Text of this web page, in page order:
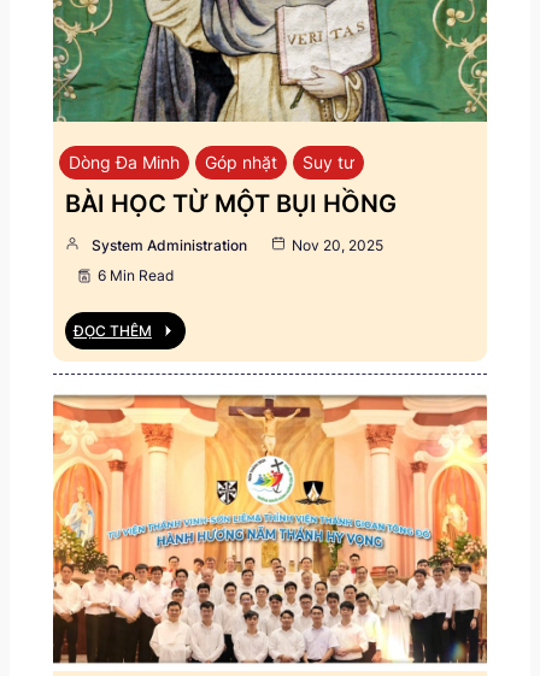
Dòng Đa Minh Góp nhặt Suy tư
BÀI HỌC TỪ MỘT BỤI HỒNG
System Administration
Nov 20, 2025
6 Min Read
ĐỌC THÊM